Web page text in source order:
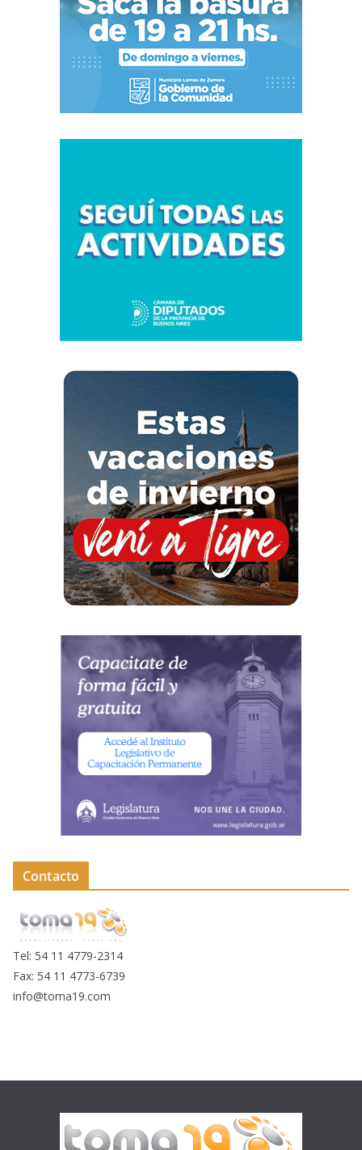
Contacto
Tel: 54 11 4779-2314
Fax: 54 11 4773-6739
info@toma19.com